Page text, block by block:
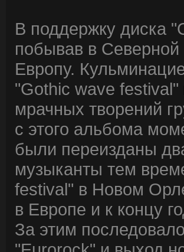
В поддержку диска
побывав в
Европу.
"Gothic wave
мрачных творений
с этого альбома
были переизданы
музыканты тем
festival" в Новом
в Европе и к концу
За этим